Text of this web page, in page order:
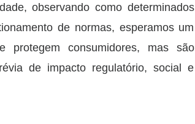
observando como determinados
de normas, esperamos um
protegem consumidores, mas são
de impacto regulatório, social e